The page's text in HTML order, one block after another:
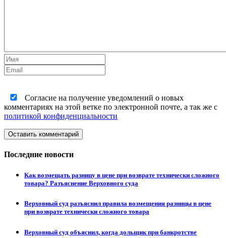
Согласие на получение уведомлений о новых
комментариях на этой ветке по электронной почте, а так же с
политикой конфиденциальности
Оставить комментарий
Последние новости
Как возмещать разницу в цене при возврате технически сложного
товара? Разъяснение Верховного суда
Верховный суд разъяснил правила возмещения разницы в цене
при возврате технически сложного товара
Верховный суд объяснил, когда дольщик при банкротстве